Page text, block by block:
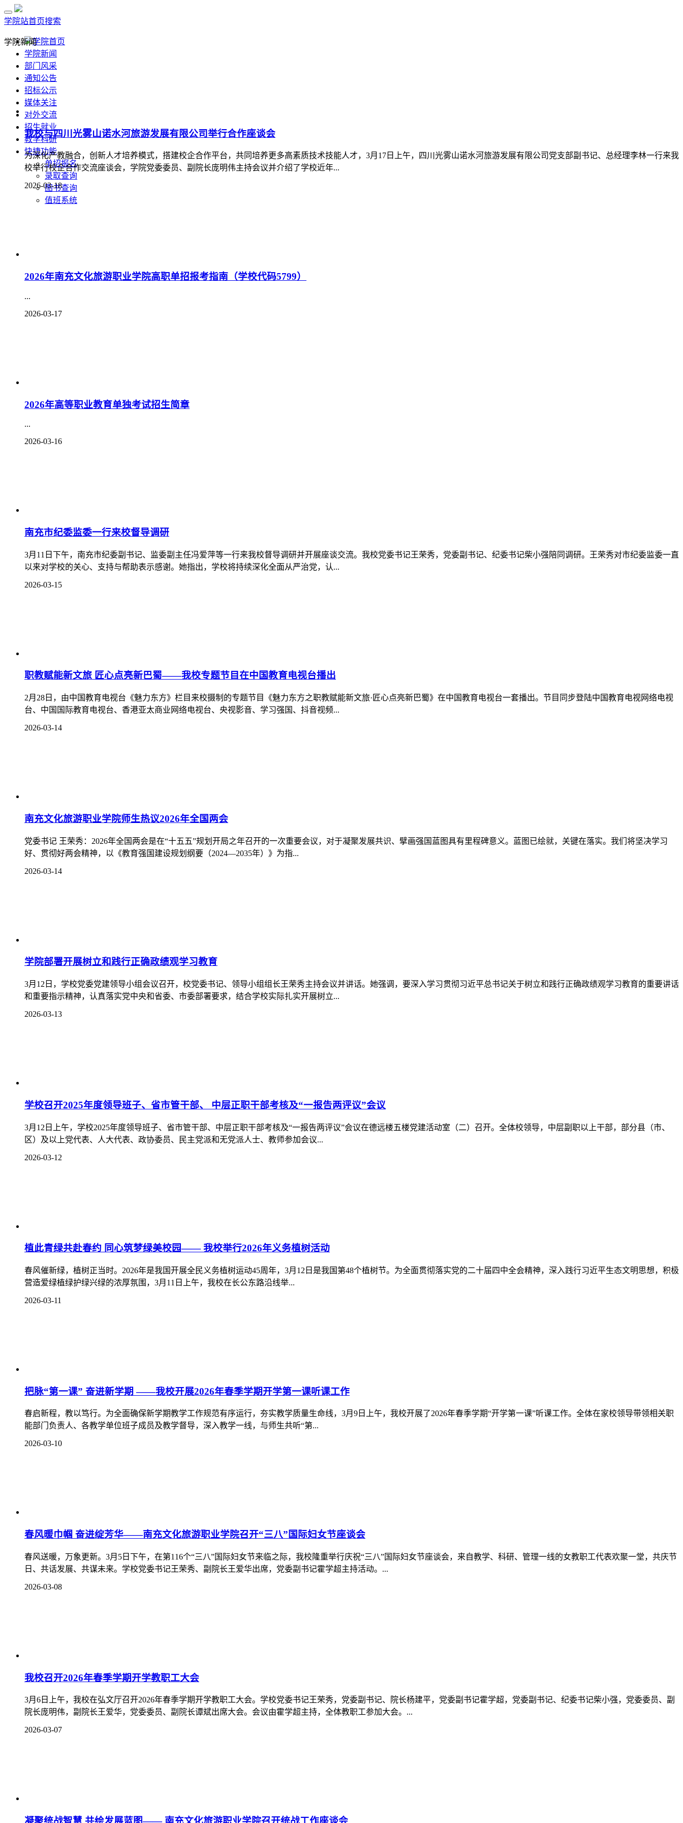
学院站首页搜索
学院首页
学院新闻
部门风采
通知公告
招标公示
媒体关注
对外交流
招生就业
教学科研
快捷功能
单招报名
录取查询
图书查询
值班系统
学院新闻
我校与四川光雾山诺水河旅游发展有限公司举行合作座谈会
为深化产教融合，创新人才培养模式，搭建校企合作平台，共同培养更多高素质技术技能人才，3月17日上午，四川光雾山诺水河旅游发展有限公司党支部副书记、总经理李林一行来我
校举行校企合作交流座谈会，学院党委委员、副院长庞明伟主持会议并介绍了学校近年...
2026-03-18
2026年南充文化旅游职业学院高职单招报考指南（学校代码5799）
...
2026-03-17
2026年高等职业教育单独考试招生简章
...
2026-03-16
南充市纪委监委一行来校督导调研
3月11日下午，南充市纪委副书记、监委副主任冯爱萍等一行来我校督导调研并开展座谈交流。我校党委书记王荣秀，党委副书记、纪委书记柴小强陪同调研。王荣秀对市纪委监委一直
以来对学校的关心、支持与帮助表示感谢。她指出，学校将持续深化全面从严治党，认...
2026-03-15
职教赋能新文旅 匠心点亮新巴蜀——我校专题节目在中国教育电视台播出
2月28日，由中国教育电视台《魅力东方》栏目来校摄制的专题节目《魅力东方之职教赋能新文旅·匠心点亮新巴蜀》在中国教育电视台一套播出。节目同步登陆中国教育电视网络电视
台、中国国际教育电视台、香港亚太商业网络电视台、央视影音、学习强国、抖音视频...
2026-03-14
南充文化旅游职业学院师生热议2026年全国两会
党委书记 王荣秀：2026年全国两会是在“十五五”规划开局之年召开的一次重要会议，对于凝聚发展共识、擘画强国蓝图具有里程碑意义。蓝图已绘就，关键在落实。我们将坚决学习
好、贯彻好两会精神，以《教育强国建设规划纲要（2024—2035年）》为指...
2026-03-14
学院部署开展树立和践行正确政绩观学习教育
3月12日，学校党委党建领导小组会议召开，校党委书记、领导小组组长王荣秀主持会议并讲话。她强调，要深入学习贯彻习近平总书记关于树立和践行正确政绩观学习教育的重要讲话
和重要指示精神，认真落实党中央和省委、市委部署要求，结合学校实际扎实开展树立...
2026-03-13
学校召开2025年度领导班子、省市管干部、 中层正职干部考核及“一报告两评议”会议
3月12日上午，学校2025年度领导班子、省市管干部、中层正职干部考核及“一报告两评议”会议在德远楼五楼党建活动室（二）召开。全体校领导，中层副职以上干部，部分县（市、
区）及以上党代表、人大代表、政协委员、民主党派和无党派人士、教师参加会议...
2026-03-12
植此青绿共赴春约 同心筑梦绿美校园—— 我校举行2026年义务植树活动
春风催新绿，植树正当时。2026年是我国开展全民义务植树运动45周年，3月12日是我国第48个植树节。为全面贯彻落实党的二十届四中全会精神，深入践行习近平生态文明思想，积极
营造爱绿植绿护绿兴绿的浓厚氛围，3月11日上午，我校在长公东路沿线举...
2026-03-11
把脉“第一课” 奋进新学期 ——我校开展2026年春季学期开学第一课听课工作
春启新程，教以笃行。为全面确保新学期教学工作规范有序运行，夯实教学质量生命线，3月9日上午，我校开展了2026年春季学期“开学第一课”听课工作。全体在家校领导带领相关职
能部门负责人、各教学单位班子成员及教学督导，深入教学一线，与师生共听“第...
2026-03-10
春风暖巾帼 奋进绽芳华——南充文化旅游职业学院召开“三八”国际妇女节座谈会
春风送暖，万象更新。3月5日下午，在第116个“三八”国际妇女节来临之际，我校隆重举行庆祝“三八”国际妇女节座谈会，来自教学、科研、管理一线的女教职工代表欢聚一堂，共庆节
日、共话发展、共谋未来。学校党委书记王荣秀、副院长王爱华出席，党委副书记霍学超主持活动。...
2026-03-08
我校召开2026年春季学期开学教职工大会
3月6日上午，我校在弘文厅召开2026年春季学期开学教职工大会。学校党委书记王荣秀，党委副书记、院长杨建平，党委副书记霍学超，党委副书记、纪委书记柴小强，党委委员、副
院长庞明伟，副院长王爱华，党委委员、副院长谭斌出席大会。会议由霍学超主持，全体教职工参加大会。...
2026-03-07
凝聚统战智慧 共绘发展蓝图—— 南充文化旅游职业学院召开统战工作座谈会